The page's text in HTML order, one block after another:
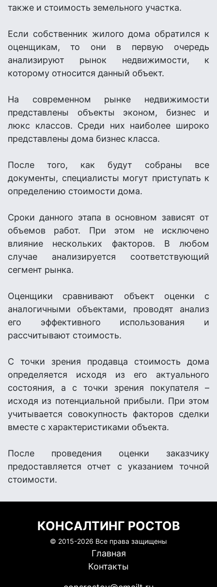
также и стоимость земельного участка.
Если собственник жилого дома обратился к
оценщикам, то они в первую очередь
анализируют рынок недвижимости, к
которому относится данный объект.
На современном рынке недвижимости
представлены объекты эконом, бизнес и
люкс классов. Среди них наиболее широко
представлены дома бизнес класса.
После того, как будут собраны все
документы, специалисты могут приступать к
определению стоимости дома.
Сроки данного этапа в основном зависят от
объемов работ. При этом не исключено
влияние нескольких факторов. В любом
случае анализируется соответствующий
сегмент рынка.
Оценщики сравнивают объект оценки с
аналогичными объектами, проводят анализ
его эффективного использования и
рассчитывают стоимость.
С точки зрения продавца стоимость дома
определяется исходя из его актуального
состояния, а с точки зрения покупателя –
исходя из потенциальной прибыли. При этом
учитывается совокупность факторов сделки
вместе с характеристиками объекта.
После проведения оценки заказчику
предоставляется отчет с указанием точной
стоимости.
КОНСАЛТИНГ РОСТОВ
© 2015-2026 Все права защищены
Главная
Контакты